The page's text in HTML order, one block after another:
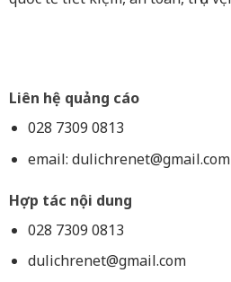
Liên hệ quảng cáo
028 7309 0813
email: dulichrenet@gmail.com
Hợp tác nội dung
028 7309 0813
dulichrenet@gmail.com